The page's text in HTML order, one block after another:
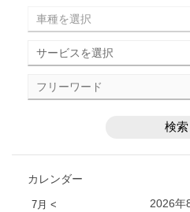
カレンダー
7月 < 2026年